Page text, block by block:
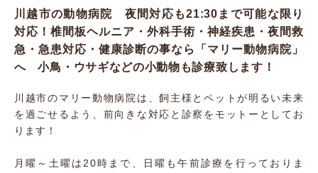
川越市の動物病院 夜間対応も21:30まで可能な限り
対応！椎間板ヘルニア・外科手術・神経疾患・夜間救
急・急患対応・健康診断の事なら「マリー動物病院」
へ 小鳥・ウサギなどの小動物も診療致します！
川越市のマリー動物病院は、飼主様とペットが明るい未来
を過ごせるよう、前向きな対応と診察をモットーとしてお
ります！
月曜～土曜は20時まで、日曜も午前診療を行っておりま